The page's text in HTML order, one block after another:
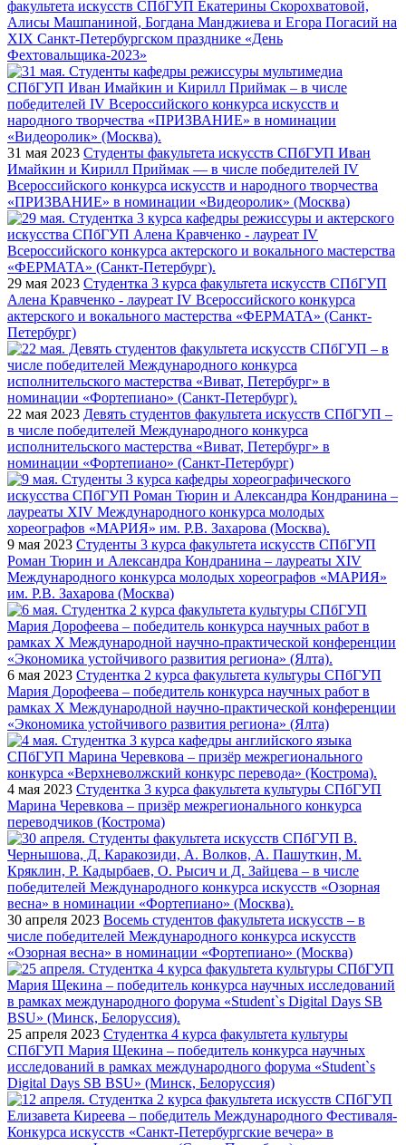
факультета искусств СПбГУП Екатерины Скорохватовой,
Алисы Машпаниной, Богдана Манджиева и Егора Погасий на
XIX Санкт-Петербургском празднике «День
Фехтовальщика-2023»
31 мая 2023 Студенты факультета искусств СПбГУП Иван
Имайкин и Кирилл Приймак — в числе победителей IV
Всероссийского конкурса искусств и народного творчества
«ПРИЗВАНИЕ» в номинации «Видеоролик» (Москва)
29 мая 2023 Студентка 3 курса факультета искусств СПбГУП
Алена Кравченко - лауреат IV Всероссийского конкурса
актерского и вокального мастерства «ФЕРМАТА» (Санкт-
Петербург)
22 мая 2023 Девять студентов факультета искусств СПбГУП –
в числе победителей Международного конкурса
исполнительского мастерства «Виват, Петербург» в
номинации «Фортепиано» (Санкт-Петербург)
9 мая 2023 Студенты 3 курса факультета искусств СПбГУП
Роман Тюрин и Александра Кондранина – лауреаты XIV
Международного конкурса молодых хореографов «МАРИЯ»
им. Р.В. Захарова (Москва)
6 мая 2023 Студентка 2 курса факультета культуры СПбГУП
Мария Дорофеева – победитель конкурса научных работ в
рамках Х Международной научно-практической конференции
«Экономика устойчивого развития региона» (Ялта)
4 мая 2023 Студентка 3 курса факультета культуры СПбГУП
Марина Черевкова – призёр межрегионального конкурса
переводчиков (Кострома)
30 апреля 2023 Восемь студентов факультета искусств – в
числе победителей Международного конкурса искусств
«Озорная весна» в номинации «Фортепиано» (Москва)
25 апреля 2023 Студентка 4 курса факультета культуры
СПбГУП Мария Щекина – победитель конкурса научных
исследований в рамках международного форума «Student`s
Digital Days SB BSU» (Минск, Белоруссия)